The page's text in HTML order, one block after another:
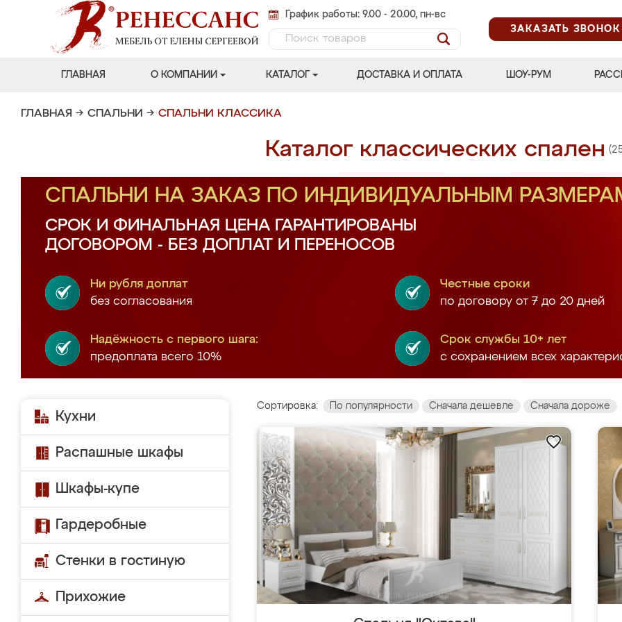
График работы: 9.00 - 20.00, пн-вс
ЗАКАЗАТЬ ЗВОНОК
ГЛАВНАЯ О КОМПАНИИ КАТАЛОГ ДОСТАВКА И ОПЛАТА ШОУ-РУМ
ГЛАВНАЯ → СПАЛЬНИ → СПАЛЬНИ КЛАССИКА
Каталог классических спален
СПАЛЬНИ НА ЗАКАЗ ПО ИНДИВИДУАЛЬНЫМ
СРОК И ФИНАЛЬНАЯ ЦЕНА ГАРАНТИРОВАНЫ
ДОГОВОРОМ - БЕЗ ДОПЛАТ И ПЕРЕНОСОВ
Ни рубля доплат
без согласования
Честные сроки
по договору от 7 до 20 дней
Надёжность с первого шага:
предоплата всего 10%
Срок службы 10+ лет
с сохранением всех
Кухни
Распашные шкафы
Шкафы-купе
Гардеробные
Стенки в гостиную
Прихожие
Сортировка: По популярности Сначала дешевле Сначала дороже